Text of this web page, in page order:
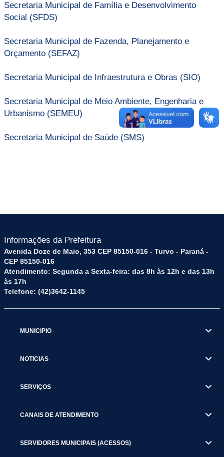
Secretaria Municipal de Família e Desenvolvimento
Social (SFDS)
Secretaria Municipal de Fazenda, Planejamento e
Orçamento (SEFAZ)
Secretaria Municipal de Infraestrutura e Obras (SIO)
Secretaria Municipal de Meio Ambiente, Engenharia e
Urbanismo (SEMEU)
Secretaria Municipal de Saúde (SMS)
Informações da Prefeitura
Avenida Doze de Maio, 353 CEP 85150-016 - Turvo - Paraná -
CEP 85150-016
Atendimento: Segunda a Sexta-feira: das 8h às 12h e das 13h
às 17h
Telefone: (42)3642-1145
MUNICIPIO
NOTICIAS
SERVIÇOS
CANAIS DE ATENDIMENTO
SERVIDORES MUNICIPAIS (ACESSOS)